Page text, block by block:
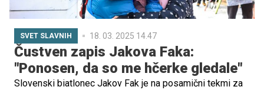
SVET SLAVNIH 18. 03. 2025 14.47
Čustven zapis Jakova Faka:
"Ponosen, da so me hčerke gledale"
Slovenski biatlonec Jakov Fak je na posamični tekmi za